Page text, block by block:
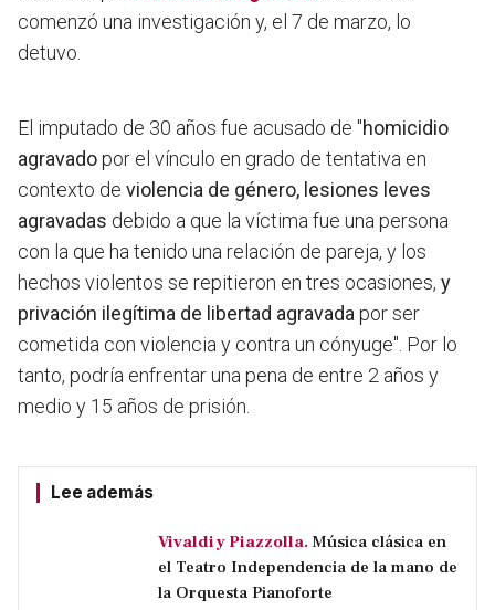
comenzó una investigación y, el 7 de marzo, lo
detuvo.
El imputado de 30 años fue acusado de "homicidio
agravadopor el vínculo en grado de tentativa en
contexto de violencia de género, lesiones leves
agravadas debido a que la víctima fue una persona
con la que ha tenido una relación de pareja, y los
hechos violentos se repitieron en tres ocasiones, y
privación ilegítima de libertad agravada por ser
cometida con violencia y contra un cónyuge". Por lo
tanto, podría enfrentar una pena de entre 2 años y
medio y 15 años de prisión.
Lee además
Vivaldi y Piazzolla. Música clásica en
el Teatro Independencia de la mano de
la Orquesta Pianoforte